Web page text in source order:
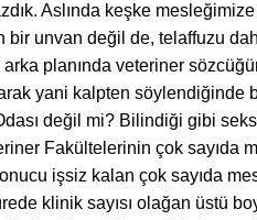
Aslında keşke
bir unvan değil de, telaffuzu
planında veteriner
yani kalpten söylendiğinde
değil mi? Bilindiği gibi
Fakültelerinin çok sayıda
işsiz kalan çok sayıda
klinik sayısı olağan üstü